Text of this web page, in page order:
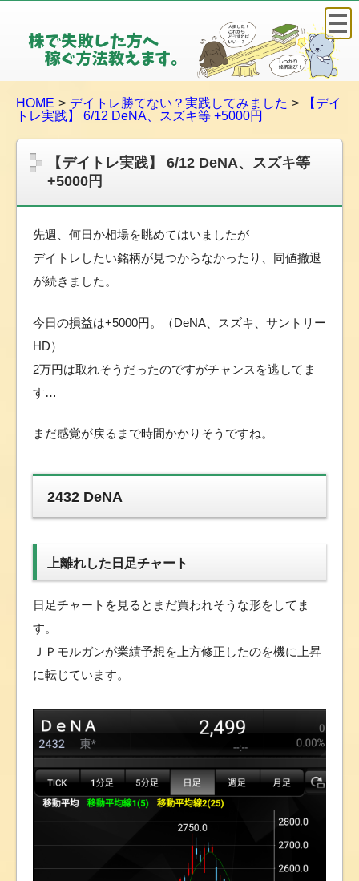
で
失
敗
し
た
へ
稼
ぐ
方
教
え
す
HOME デイトレ勝てない？実践してみました
【デイ
トレ実践】 6/12 DeNA、スズキ等 +5000円
【デイトレ実践】 6/12 DeNA、スズキ等
+5000円
先週、何日か相場を眺めてはいましたが
デイトレしたい銘柄が見つからなかったり、同値撤退
が続きました。
今日の損益は+5000円。（DeNA、スズキ、サントリー
HD）
2万円は取れそうだったのですがチャンスを逃してま
す…
まだ感覚が戻るまで時間かかりそうですね。
2432 DeNA
上離れした日足チャート
日足チャートを見るとまだ買われそうな形をしてま
す。
ＪＰモルガンが業績予想を上方修正したのを機に上昇
に転じています。